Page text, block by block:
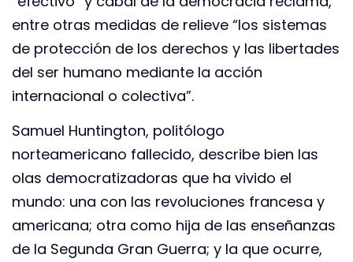
entre otras medidas de relieve “los sistemas
de protección de los derechos y las libertades
del ser humano mediante la acción
internacional o colectiva”.
Samuel Huntington, politólogo
norteamericano fallecido, describe bien las
olas democratizadoras que ha vivido el
mundo: una con las revoluciones francesa y
americana; otra como hija de las enseñanzas
de la Segunda Gran Guerra; y la que ocurre,